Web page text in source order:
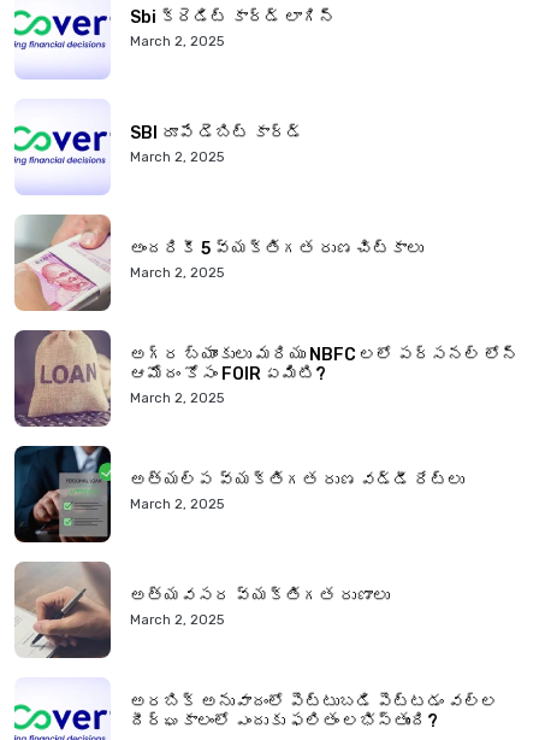
Sbi క్రెడిట్ కార్డ్ లాగిన్
March 2, 2025
SBI రూపే డెబిట్ కార్డ్
March 2, 2025
అందరికీ 5 వ్యక్తిగత రుణ చిట్కాలు
March 2, 2025
అగ్ర బ్యాంకులు మరియు NBFC లలో పర్సనల్ లోన్
ఆమోదం కోసం FOIR ఏమిటి?
March 2, 2025
అత్యల్ప వ్యక్తిగత రుణ వడ్డీ రేట్లు
March 2, 2025
అత్యవసర వ్యక్తిగత రుణాలు
March 2, 2025
అరబిక్ అనువాదంలో పెట్టుబడి పెట్టడం వల్ల
దీర్ఘకాలంలో ఎందుకు ఫలితం లభిస్తుంది?